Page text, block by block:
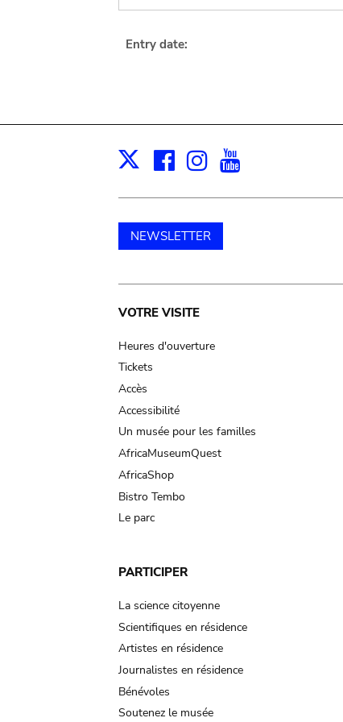
Entry date:
X Facebook
Instagram
NEWSLETTER
Main
navigation
VOTRE VISITE
Heures d'ouverture
Tickets
Accès
Accessibilité
Un musée pour les familles
AfricaMuseumQuest
AfricaShop
Bistro Tembo
Le parc
PARTICIPER
La science citoyenne
Scientifiques en résidence
Artistes en résidence
Journalistes en résidence
Bénévoles
Soutenez le musée